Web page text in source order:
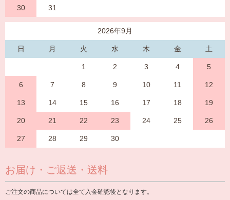
30 31
2026年9月
日 月 火 水 木 金 土
1 2 3 4 5
6 7 8 9 10 11 12
13 14 15 16 17 18 19
20 21 22 23 24 25 26
27 28 29 30
お届け・ご返送・送料
ご注文の商品については全て入金確認後となります。